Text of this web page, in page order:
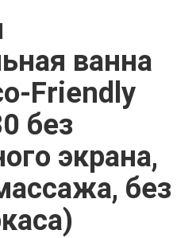
ванна
Friendly
без
экрана,
без